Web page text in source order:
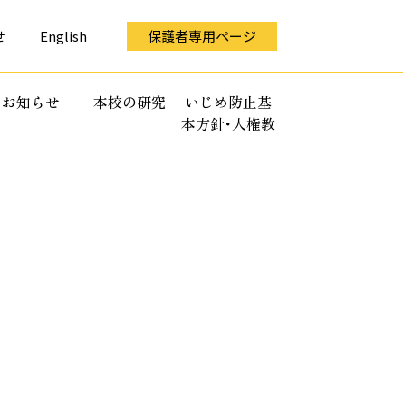
English 保護者専用ページ
お知らせ 本校の研究
いじめ防止基
本方針･人権教